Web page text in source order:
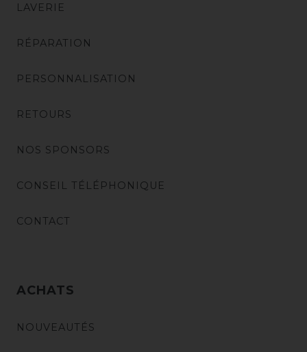
LAVERIE
RÉPARATION
PERSONNALISATION
RETOURS
NOS SPONSORS
CONSEIL TÉLÉPHONIQUE
CONTACT
ACHATS
NOUVEAUTÉS